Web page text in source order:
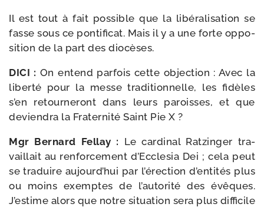
Il est tout à fait pos­sible que la libé­ra­li­sa­tion se
fasse sous ce pon­ti­fi­cat. Mais il y a une forte oppo­
si­tion de la part des diocèses.
DICI : On entend par­fois cette objec­tion : Avec la
liber­té pour la messe tra­di­tion­nelle, les fidèles
s’en retour­ne­ront dans leurs paroisses, et que
devien­dra la Fraternité Saint Pie X ?
Mgr Bernard Fellay : Le car­di­nal Ratzinger tra­
vaillait au ren­for­ce­ment d’Ecclesia Dei ; cela peut
se tra­duire aujourd’­hui par l’é­rec­tion d’en­ti­tés plus
ou moins exemptes de l’au­to­ri­té des évêques.
J’estime alors que notre situa­tion sera plus dif­fi­cile